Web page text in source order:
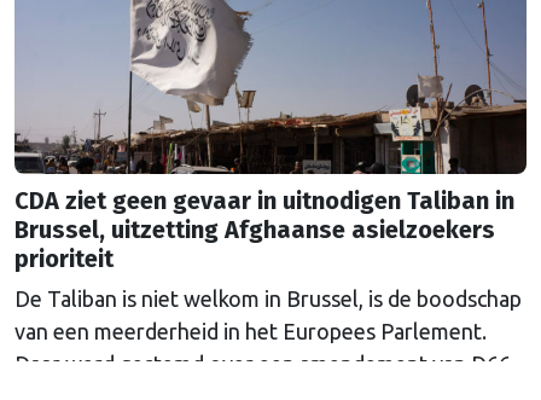
CDA ziet geen gevaar in uitnodigen Taliban in
Brussel, uitzetting Afghaanse asielzoekers
prioriteit
De Taliban is niet welkom in Brussel, is de boodschap
van een meerderheid in het Europees Parlement.
Daar werd gestemd over een amendement van D66-